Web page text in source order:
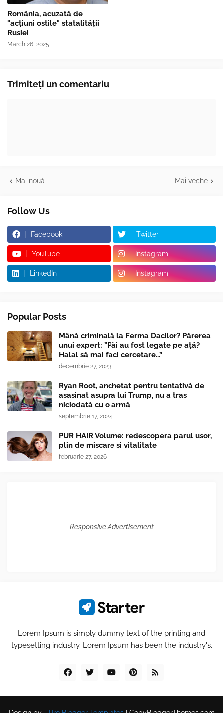
România, acuzată de
"acțiuni ostile" statalității
Rusiei
March 26, 2025
Trimiteți un comentariu
Mai nouă Mai veche
Follow Us
Facebook Twitter
YouTube Instagram
LinkedIn Instagram
Popular Posts
Mână criminală la Ferma Dacilor? Părerea
unui expert: ”Păi au fost legate pe ață?
Halal să mai faci cercetare...”
decembrie 27, 2023
Ryan Root, anchetat pentru tentativă de
asasinat asupra lui Trump, nu a tras
niciodată cu o armă
septembrie 17, 2024
PUR HAIR Volume: redescopera parul usor,
plin de miscare si vitalitate
februarie 27, 2026
Responsive Advertisement
Lorem Ipsum is simply dummy text of the printing and
typesetting industry. Lorem Ipsum has been the industry's.